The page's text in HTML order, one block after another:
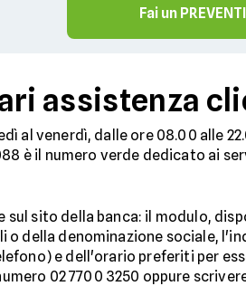
Fai un
assistenza
al venerdì, dalle ore 08.00 alle
è il numero verde dedicato ai
sul sito della banca: il modulo,
o della denominazione sociale,
e dell'orario preferiti per
02 7700 3250 oppure